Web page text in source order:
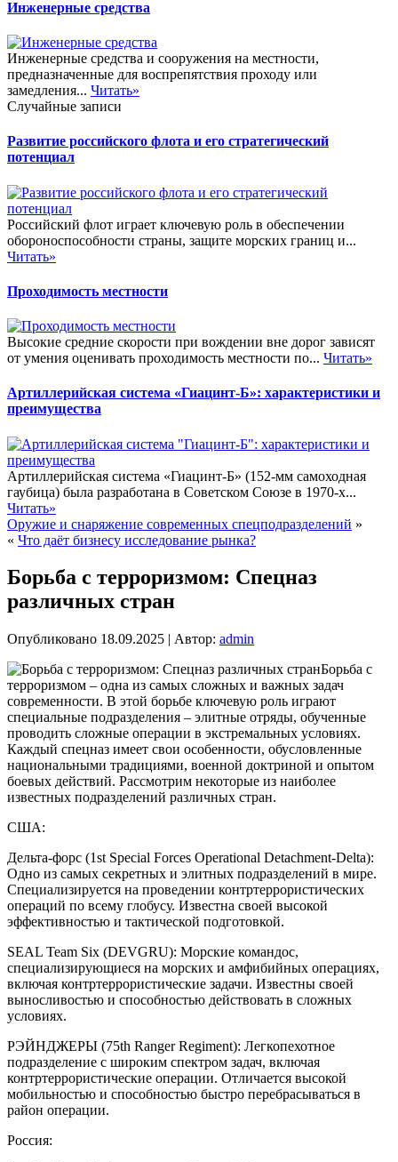
Инженерные средства
Инженерные средства и сооружения на местности,
предназначенные для воспрепятствия проходу или
замедления... Читать»
Случайные записи
Развитие российского флота и его стратегический
потенциал
Российский флот играет ключевую роль в обеспечении
обороноспособности страны, защите морских границ и...
Читать»
Проходимость местности
Высокие средние скорости при вождении вне дорог зависят
от умения оценивать проходимость местности по... Читать»
Артиллерийская система «Гиацинт-Б»: характеристики и
преимущества
Артиллерийская система «Гиацинт-Б» (152-мм самоходная
гаубица) была разработана в Советском Союзе в 1970-х...
Читать»
Оружие и снаряжение современных спецподразделений »
« Что даёт бизнесу исследование рынка?
Борьба с терроризмом: Спецназ
различных стран
Опубликовано 18.09.2025 | Автор: admin
Борьба с
терроризмом – одна из самых сложных и важных задач
современности. В этой борьбе ключевую роль играют
специальные подразделения – элитные отряды, обученные
проводить сложные операции в экстремальных условиях.
Каждый спецназ имеет свои особенности, обусловленные
национальными традициями, военной доктриной и опытом
боевых действий. Рассмотрим некоторые из наиболее
известных подразделений различных стран.
США:
Дельта-форс (1st Special Forces Operational Detachment-Delta):
Одно из самых секретных и элитных подразделений в мире.
Специализируется на проведении контртеррористических
операций по всему глобусу. Известна своей высокой
эффективностью и тактической подготовкой.
SEAL Team Six (DEVGRU): Морские командос,
специализирующиеся на морских и амфибийных операциях,
включая контртеррористические задачи. Известны своей
выносливостью и способностью действовать в сложных
условиях.
РЭЙНДЖЕРЫ (75th Ranger Regiment): Легкопехотное
подразделение с широким спектром задач, включая
контртеррористические операции. Отличается высокой
мобильностью и способностью быстро перебрасываться в
район операции.
Россия: